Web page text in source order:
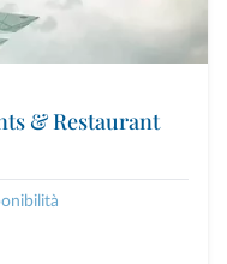
& Restaurant